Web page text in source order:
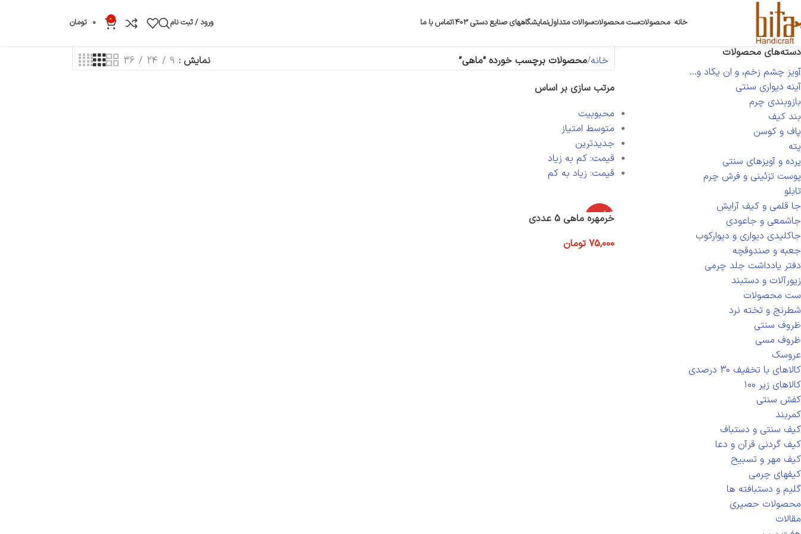
خانه محصولاتست محصولاتسوالات متداولنمایشگاههای صنایع دستی ۱۴۰۳ تماس با ما ورود / ثبت نام 0
0 تومان
دسته‌های محصولات
آویز چشم زخم، و ان یکاد و...
آینه دیواری سنتی
بازوبندی چرم
بند کیف
پاف و کوسن
پته
پرده و آویزهای سنتی
پوست تزئینی و فرش چرم
تابلو
جا قلمی و کیف آرایش
جاشمعی و جاعودی
جاکلیدی دیواری و دیوارکوب
جعبه و صندوقچه
دفتر یادداشت جلد چرمی
زیورآلات و دستبند
ست محصولات
شطرنج و تخته نرد
ظروف سنتی
ظروف مسی
عروسک
کالاهای با تخفیف 30 درصدی
کالاهای زیر ۱۰۰
کفش سنتی
کمربند
کیف سنتی و دستباف
کیف گردنی قرآن و دعا
کیف مهر و تسبیح
کیفهای چرمی
گلیم و دستبافته ها
محصولات حصیری
مقالات
خانه محصولات برچسب خورده “ماهی” نمایش 9
24
36
مرتب سازی بر اساس
محبوبیت
متوسط امتیاز
جدیدترین
قیمت: کم به زیاد
قیمت: زیاد به کم
اتمام موج
ودی
خرمهره ماهی 5 عددی
75,000 تومان